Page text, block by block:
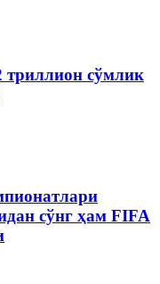
триллион сўмлик
сўнг ҳам FIFA